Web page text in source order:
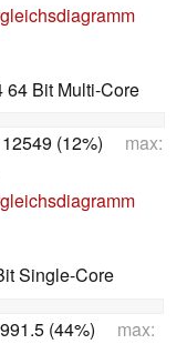
64 Bit Multi-Core
12549 (12%) max:
Single-Core
(44%) max: